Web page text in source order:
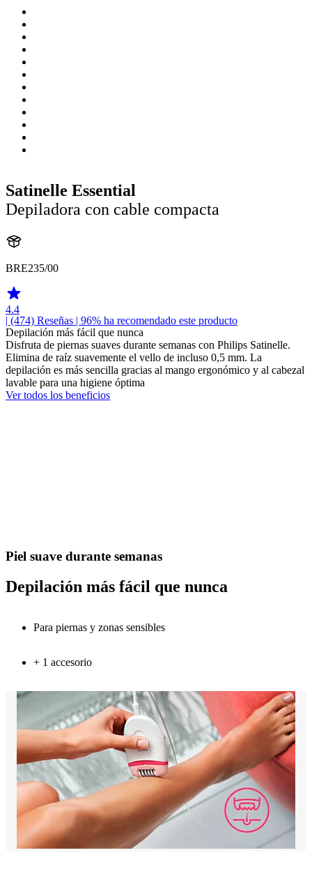
Satinelle Essential
Depiladora con cable compacta
BRE235/00
4.4
| (474) Reseñas | 96% ha recomendado este producto
Depilación más fácil que nunca
Disfruta de piernas suaves durante semanas con Philips Satinelle.
Elimina de raíz suavemente el vello de incluso 0,5 mm. La
depilación es más sencilla gracias al mango ergonómico y al cabezal
lavable para una higiene óptima
Ver todos los beneficios
Piel suave durante semanas
Depilación más fácil que nunca
Para piernas y zonas sensibles
+ 1 accesorio